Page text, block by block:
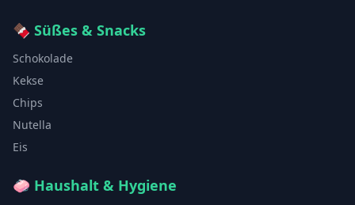
🍫 Süßes & Snacks
Schokolade
Kekse
Chips
Nutella
Eis
🧼 Haushalt & Hygiene